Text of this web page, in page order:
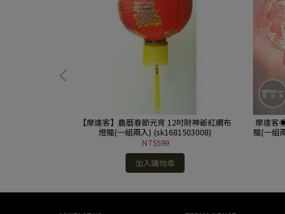
【摩達客】農曆春節元宵 12吋財神爺紅綢布
燈籠(一組兩入) (sk1681503008)
NT$599
加入購物車
摩達客
籠(一組